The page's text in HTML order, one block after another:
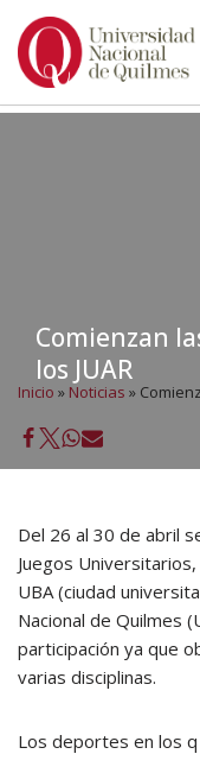
Ir
Comienzan
los JUAR
Inicio » Noticias »
Del 26 al 30 de abril
Juegos
UBA (ciudad
Nacional de Quilmes
participación ya que
varias disciplinas.
Los deportes en los